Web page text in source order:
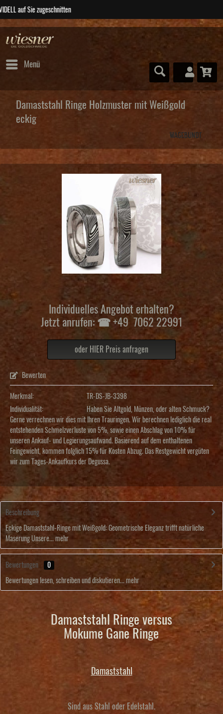
Menü
Damaststahl Ringe Holzmuster mit Weißgold
eckig
Individuelles Angebot erhalten?
Jetzt anrufen: ☎ +49 7062 22991
oder HIER Preis anfragen
Bewerten
Merkmal:
TR-DS-JB-3398
Individualität:
Haben Sie Altgold, Münzen, oder alten Schmuck?
Gerne verrechnen wir dies mit Ihren Trauringen. Wir berechnen lediglich die real
entstehenden Schmelzverluste von 5%, sowie einen Abschlag von 10% für
unseren Ankauf- und Legierungsaufwand. Basierend auf dem enthaltenen
Feingewicht, kommen folglich 15% für Kosten Abzug. Das Restgewicht vergüten
wir zum Tages-Ankaufkurs der Degussa.
Beschreibung
Eckige Damaststahl-Ringe mit Weißgold: Geometrische Eleganz trifft natürliche
Maserung Unsere... mehr
Bewertungen 0
Bewertungen lesen, schreiben und diskutieren... mehr
Damaststahl Ringe versus
Mokume Gane Ringe
Damaststahl
Sind aus Stahl oder Edelstahl.